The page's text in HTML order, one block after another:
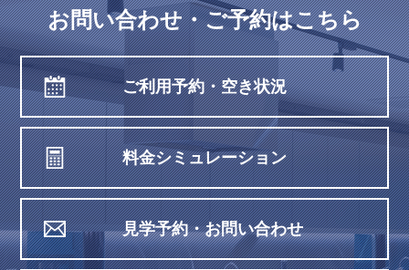
お問い合わせ・ご予約はこちら
ご利用予約・空き状況
料金シミュレーション
見学予約・お問い合わせ